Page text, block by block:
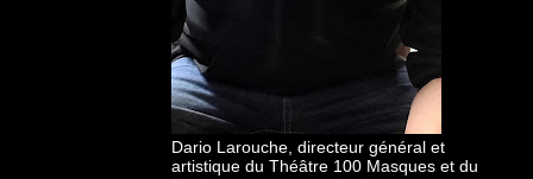
Dario Larouche, directeur général et
artistique du Théâtre 100 Masques et du